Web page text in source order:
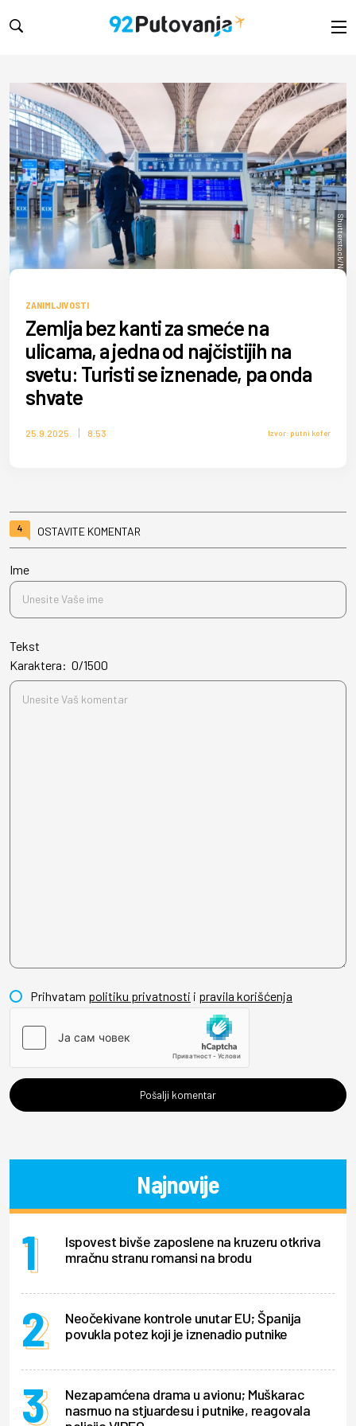
Shutterstock/Nuamfolio
ZANIMLJIVOSTI
Zemlja bez kanti za smeće na
ulicama, a jedna od najčistijih na
svetu: Turisti se iznenade, pa onda
shvate
25.9.2025. 8:53 Izvor: putni kofer
4 OSTAVITE KOMENTAR
Ime
Tekst
Karaktera: 0/1500
Prihvatam politiku privatnosti i pravila korišćenja
Pošalji komentar
Najnovije
Ispovest bivše zaposlene na kruzeru otkriva
mračnu stranu romansi na brodu
Neočekivane kontrole unutar EU; Španija
povukla potez koji je iznenadio putnike
Nezapamćena drama u avionu; Muškarac
nasrnuo na stjuardesu i putnike, reagovala